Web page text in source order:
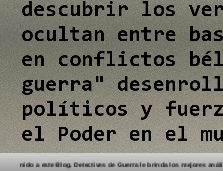
descubrir los
ocultan entre
en conflictos
guerra"
políticos y
el Poder en el
Bienvenido a este Blog. Detectives de